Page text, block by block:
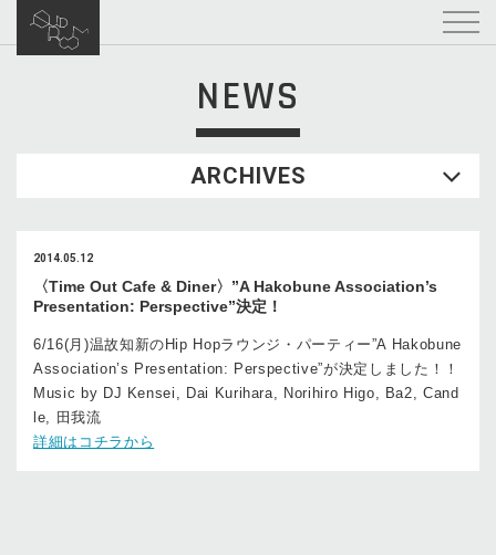
NEWS
ARCHIVES
2014.05.12
〈Time Out Cafe & Diner〉”A Hakobune Association’s
Presentation: Perspective”決定！
6/16(月)温故知新のHip Hopラウンジ・パーティー”A Hakobune
Association’s Presentation: Perspective”が決定しました！！
Music by DJ Kensei, Dai Kurihara, Norihiro Higo, Ba2, Cand
le, 田我流
詳細はコチラから